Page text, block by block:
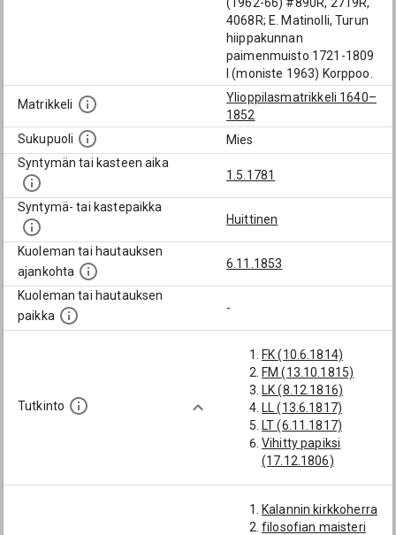
4068R; E. Matinolli, Turun
hiippakunnan
paimenmuisto 1721-1809
I (moniste 1963) Korppoo.
Matrikkeli
Ylioppilasmatrikkeli 1640–
1852
Sukupuoli
Mies
Syntymän tai kasteen aika
1.5.1781
Syntymä- tai kastepaikka
Huittinen
Kuoleman tai hautauksen
ajankohta
6.11.1853
Kuoleman tai hautauksen
paikka
-
Tutkinto
FK (10.6.1814)
FM (13.10.1815)
LK (8.12.1816)
LL (13.6.1817)
LT (6.11.1817)
Vihitty papiksi
(17.12.1806)
Kalannin kirkkoherra
filosofian maisteri